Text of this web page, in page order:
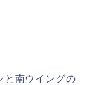
と南ウイングの